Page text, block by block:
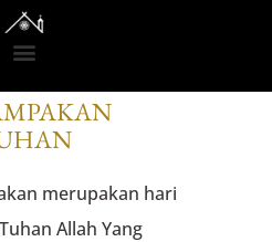
KABAR
merupakan hari
Allah Yang